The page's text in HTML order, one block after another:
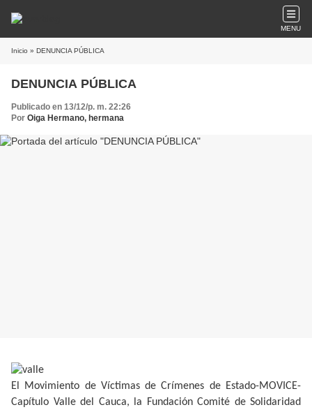
MENU
Inicio » DENUNCIA PÚBLICA
DENUNCIA PÚBLICA
Publicado en 13/12/p. m. 22:26
Por Oiga Hermano, hermana
El Movimiento de Víctimas de Crímenes de Estado-MOVICE-
Capítulo Valle del Cauca, la Fundación Comité de Solidaridad